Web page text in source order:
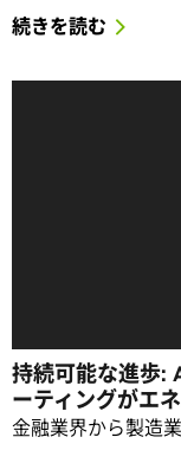
続きを読む
持続可能な進歩:
ーティングがエ
金融業界から製造